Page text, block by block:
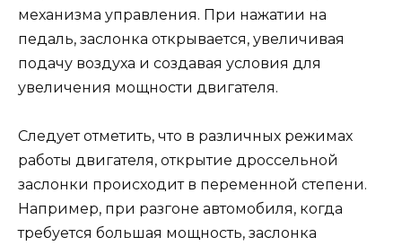
механизма управления. При нажатии на
педаль, заслонка открывается, увеличивая
подачу воздуха и создавая условия для
увеличения мощности двигателя.
Следует отметить, что в различных режимах
работы двигателя, открытие дроссельной
заслонки происходит в переменной степени.
Например, при разгоне автомобиля, когда
требуется большая мощность, заслонка